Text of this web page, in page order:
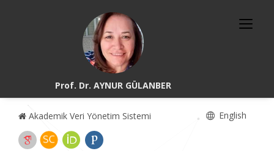
Prof. Dr. AYNUR GÜLANBER
Akademik Veri Yönetim Sistemi English